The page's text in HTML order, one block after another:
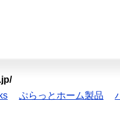
ぷらっとホーム製品